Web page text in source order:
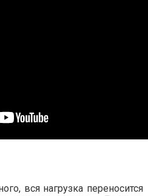
вся нагрузка переносится